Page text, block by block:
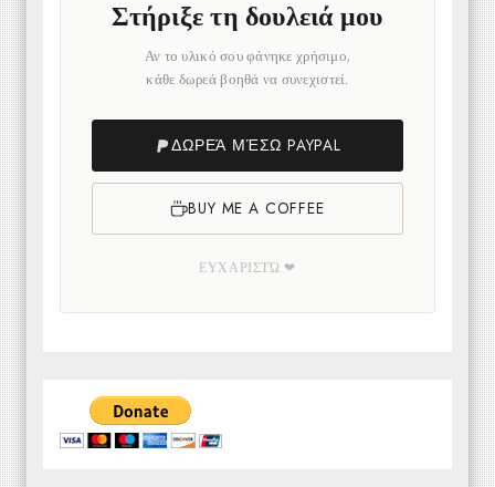
Στήριξε τη δουλειά μου
Αν το υλικό σου φάνηκε χρήσιμο,
κάθε δωρεά βοηθά να συνεχιστεί.
ΔΩΡΕΆ ΜΈΣΩ PAYPAL
BUY ME A COFFEE
ΕΥΧΑΡΙΣΤΏ ❤